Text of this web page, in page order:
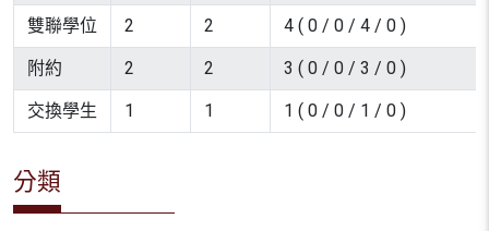
雙聯學位 2 2 4 ( 0 / 0 / 4 / 0 )
附約 2 2 3 ( 0 / 0 / 3 / 0 )
交換學生 1 1 1 ( 0 / 0 / 1 / 0 )
分類